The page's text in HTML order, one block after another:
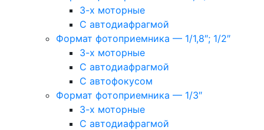
3-х моторные
С автодиафрагмой
Формат фотоприемника — 1/1,8″; 1/2″
3-х моторные
С автодиафрагмой
С автофокусом
Формат фотоприемника — 1/3″
3-х моторные
С автодиафрагмой